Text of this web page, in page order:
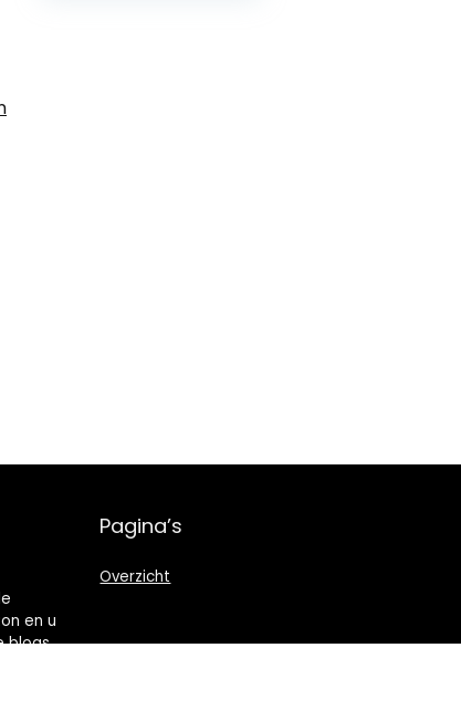
en u
blogs.
Pagina’s
Overzicht